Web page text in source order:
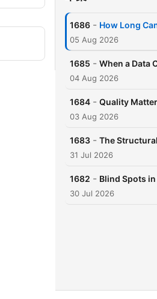
1686 - How Long
05 Aug 2026
1685 - When a Data
04 Aug 2026
1684 - Quality
03 Aug 2026
1683 - The
31 Jul 2026
1682 - Blind Spots
30 Jul 2026